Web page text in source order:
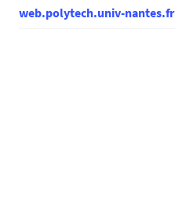
web.polytech.univ-nantes.fr